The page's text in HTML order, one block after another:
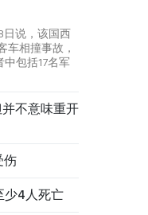
日说，该国西
车相撞事故，
包括17名军
不意味重开
伤
少4人死亡